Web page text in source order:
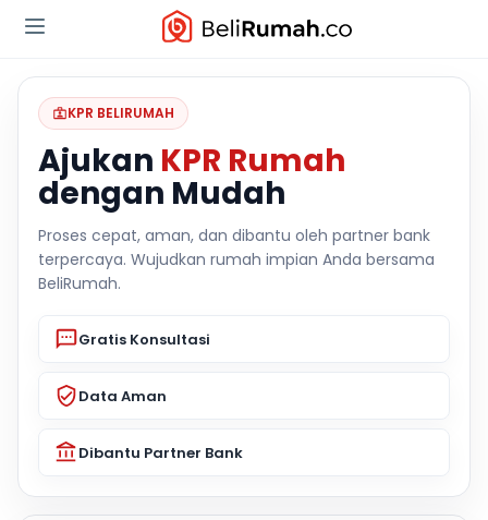
KPR BELIRUMAH
Ajukan KPR Rumah
dengan Mudah
Proses cepat, aman, dan dibantu oleh partner bank
terpercaya. Wujudkan rumah impian Anda bersama
BeliRumah.
Gratis Konsultasi
Data Aman
Dibantu Partner Bank